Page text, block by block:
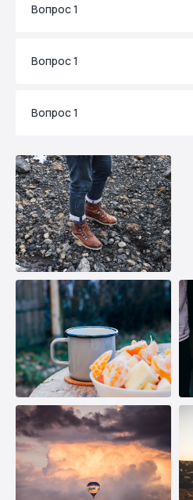
Вопрос 1
Вопрос 1
Вопрос 1
Вам может понравиться